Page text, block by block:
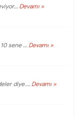
Devamı »
sene … Devamı »
diye.… Devamı »